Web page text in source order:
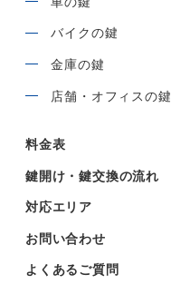
バイクの鍵
金庫の鍵
店舗・オフィスの鍵
料金表
鍵開け・鍵交換の流れ
対応エリア
お問い合わせ
よくあるご質問